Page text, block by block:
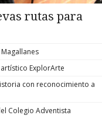
rutas para
ExplorArte
con reconocimiento a
Colegio Adventista